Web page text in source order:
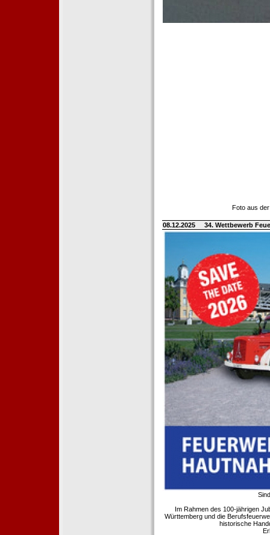
Foto aus
08.12.2025 34. Wettbewerb
Im Rahmen des 100-jährigen
Württemberg und die
historische